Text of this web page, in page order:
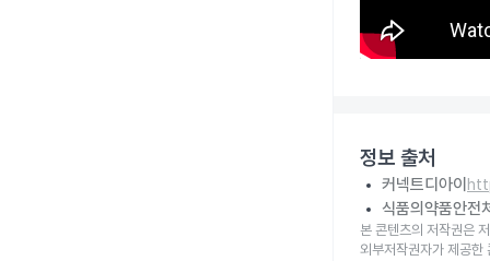
정보 출처
커넥트디아이
식품의약품안전
본 콘텐츠의 저작권은
외부저작권자가 제공한